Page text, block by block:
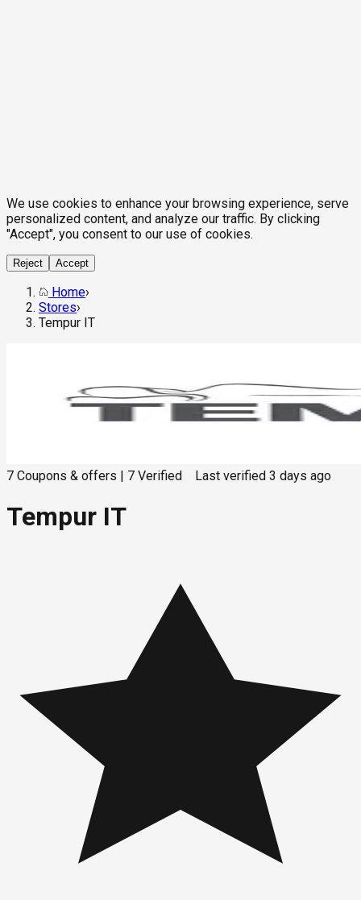
We use cookies to enhance your browsing experience, serve
personalized content, and analyze our traffic. By clicking
"Accept", you consent to our use of cookies.
Reject Accept
Home›
Stores›
Tempur IT
7 Coupons & offers 7 Verified Last verified 3 days ago
Tempur IT